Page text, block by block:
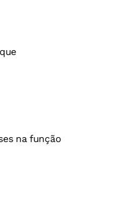
na função